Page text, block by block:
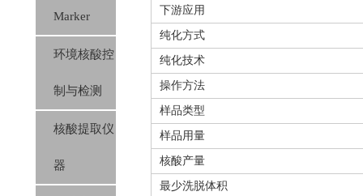
Marker
环境核酸控
制与检测
核酸提取仪
器
下游应用
纯化方式
纯化技术
操作方法
样品类型
样品用量
核酸产量
最少洗脱体积